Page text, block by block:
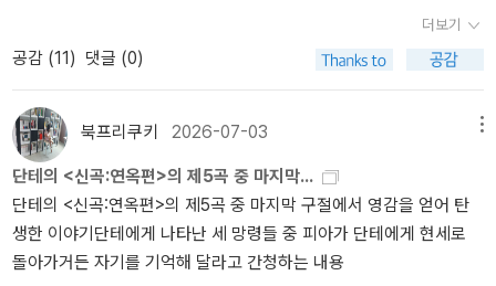
기했는데 이제 쪽팔려 어떻게 하나, 이따위를 생각할 여력도 없다. 자
없이 흘러 퉁퉁 부어버린 눈두덩을 하고 집에 오니, 이미 남편이 콜레
편 월터는 총명하고, (자기 눈으로 볼 때만 빼고 남이 보면) 괜찮게 생
겼고, 성실하고, 부드럽고, 어느 면으로 보나 존경할만한 인격체였던
거다. 이리하여 키티는 결혼생활도 망가져, 애인한테 버림받아, 그것
도 모자라 언제 죽을지도 모를 콜레라 창궐지역으로 자발적으로 떠나
지 않을 수 없는 상태로 치닫게 된다. 스토리는 여기까지. 몸의 작품들
을 읽어보신 분은, 그의 작품을 절대로 이렇게 간단하게 설명할 수 없
자의 성장소설이기도 하지만, 남편, 아버지라는 이름의 남자들의 애
환.. 이기도 하다.키티에게는 지루하고, 매력없는 남자였지만, 소설에
서 가장 매력적인 캐릭터는 월터 페인이다. '너를 사랑한 나를 경멸해'
돌아오지 않는 사랑을 각오했지만, 그보다 더 가혹한 처지가 되었고,
그런 처지로 만든 그녀를 사랑한 그 자신을 학대해서, 결국 자신을 내
팽개치고 마는 월터 페인. 이것이 여느 연애소설과 다른 점은 남자 주
인공과 여자 주인공은 결코 사랑하지 않는다는 점이다. 그 점은.. 베일
을 벗은 인생과 상당히 닮아 있다.
더보기
공감 (11) 댓글 (0)
북프리쿠키 2026-07-03
단테의 <신곡:연옥편>의 제5곡 중 마지막...
단테의 <신곡:연옥편>의 제5곡 중 마지막 구절에서 영감을 얻어 탄
생한 이야기단테에게 나타난 세 망령들 중 피아가 단테에게 현세로
돌아가거든 자기를 기억해 달라고 간청하는 내용